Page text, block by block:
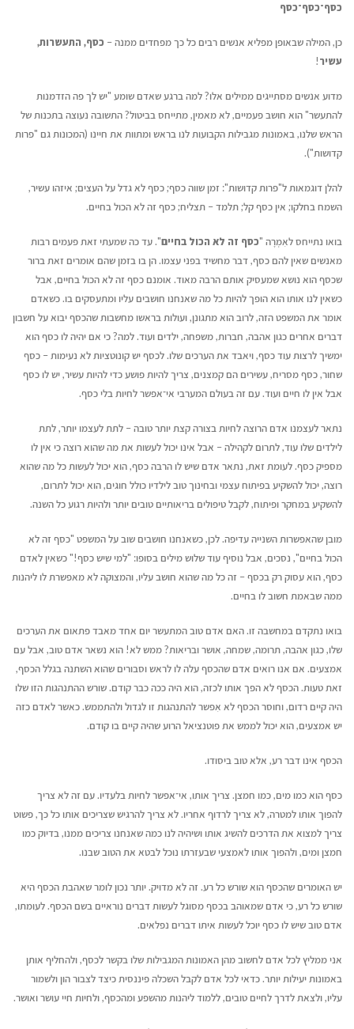
כסף־כסף־כסף
כן, המילה שבאופן מפליא אנשים רבים כל כך מפחדים ממנה – כסף, התעשרות,
עשיר!
מדוע אנשים מסתייגים ממילים אלו? למה ברגע שאדם שומע "יש לך פה הזדמנות
להתעשר" הוא חושב פעמיים, לא מאמין, מתייחס בביטול? התשובה נעוצה בתכנות של
הראש שלנו, באמונות מגבילות הקבועות לנו בראש ומתוות את חיינו (המכונות גם "פרות
קדושות").
להלן דוגמאות ל"פרות קדושות": זמן שווה כסף; כסף לא גדל על העצים; איזהו עשיר,
השמח בחלקו; אין כסף קל; תלמד – תצליח; כסף זה לא הכול בחיים.
בואו נתייחס לאִמְרָה "כסף זה לא הכול בחיים". עד כה שמעתי זאת פעמים רבות
מאנשים שאין להם כסף, דבר מחשיד בפני עצמו. הן בו בזמן שהם אומרים זאת ברור
שכסף הוא נושא שמעסיק אותם הרבה מאוד. אומנם כסף זה לא הכול בחיים, אבל
כשאין לנו אותו הוא הופך להיות כל מה שאנחנו חושבים עליו ומתעסקים בו. כשאדם
אומר את המשפט הזה, לרוב הוא מתגונן, ועולות בראשו מחשבות שהכסף יבוא על חשבון
דברים אחרים כגון אהבה, חברות, משפחה, ילדים ועוד. למה? כי אם יהיה לו כסף הוא
ימשיך לרצות עוד כסף, ויאבד את הערכים שלו. לכסף יש קונוטציות לא נעימות – כסף
שחור, כסף מסריח, עשירים הם קמצנים, צריך להיות פושע כדי להיות עשיר, יש לו כסף
אבל אין לו חיים ועוד. עם זה בעולם המערבי אי־אפשר לחיות בלי כסף.
נתאר לעצמנו אדם הרוצה לחיות בצורה קצת יותר טובה – לתת לעצמו יותר, לתת
לילדים שלו עוד, לתרום לקהילה – אבל אינו יכול לעשות את מה שהוא רוצה כי אין לו
מספיק כסף. לעומת זאת, נתאר אדם שיש לו הרבה כסף, הוא יכול לעשות כל מה שהוא
רוצה, יכול להשקיע בפיתוח עצמי ובחינוך טוב לילדיו כולל חוגים, הוא יכול לתרום,
להשקיע במחקר ופיתוח, לקבל טיפולים בריאותיים טובים יותר ולהיות רגוע כל השנה.
מובן שהאפשרות השנייה עדיפה. לכן, כשאנחנו חושבים שוב על המשפט "כסף זה לא
הכול בחיים", נסכים, אבל נוסיף עוד שלוש מילים בסופו: "למי שיש כסף!" כשאין לאדם
כסף, הוא עסוק רק בכסף – זה כל מה שהוא חושב עליו, והמצוקה לא מאפשרת לו ליהנות
ממה שבאמת חשוב לו בחיים.
בואו נתקדם במחשבה זו. האם אדם טוב המתעשר יום אחד מאבד פתאום את הערכים
שלו, כגון אהבה, תרומה, שמחה, אושר ובריאות? ממש לא! הוא נשאר אדם טוב, אבל עם
אמצעים. אם אנו רואים אדם שהכסף עלה לו לראש וסבורים שהוא השתנה בגלל הכסף,
זאת טעות. הכסף לא הפך אותו לכזה, הוא היה ככה כבר קודם. שורש ההתנהגות הזו שלו
היה קיים רדום, וחוסר הכסף לא אִפשר להתנהגות זו לגדול ולהתממש. כאשר לאדם כזה
יש אמצעים, הוא יכול לממש את פוטנציאל הרוע שהיה קיים בו קודם.
הכסף אינו דבר רע, אלא טוב ביסודו.
כסף הוא כמו מים, כמו חמצן. צריך אותו, אי־אפשר לחיות בלעדיו. עם זה לא צריך
להפוך אותו למטרה, לא צריך לרדוף אחריו. לא צריך להרגיש שצריכים אותו כל כך, פשוט
צריך למצוא את הדרכים להשיג אותו ושיהיה לנו כמה שאנחנו צריכים ממנו, בדיוק כמו
חמצן ומים, ולהפוך אותו לאמצעי שבעזרתו נוכל לבטא את הטוב שבנו.
יש האומרים שהכסף הוא שורש כל רע. זה לא מדויק. יותר נכון לומר שאהבת הכסף היא
שורש כל רע, כי אדם שמאוהב בכסף מסוגל לעשות דברים נוראיים בשם הכסף. לעומתו,
אדם טוב שיש לו כסף יוכל לעשות איתו דברים נפלאים.
אני ממליץ לכל אדם לחשוב מהן האמונות המגבילות שלו בקשר לכסף, ולהחליף אותן
באמונות יעילות יותר. כדאי לכל אדם לקבל השכלה פיננסית כיצד לצבור הון ולשמור
עליו, ולצאת לדרך לחיים טובים, ללמוד ליהנות מהשפע ומהכסף, ולחיות חיי עושר ואושר.